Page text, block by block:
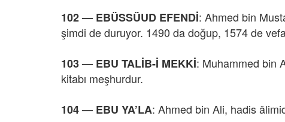
102 — EBÜSSÜUD EFENDİ: Ahmed bin
şimdi de duruyor. 1490 da doğup, 1574 de
103 — EBU TALİB-İ MEKKİ: Muhammed bin
kitabı meşhurdur.
104 — EBU YA’LA: Ahmed bin Ali, hadis